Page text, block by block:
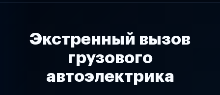
Экстренный вызов
грузового
автоэлектрика